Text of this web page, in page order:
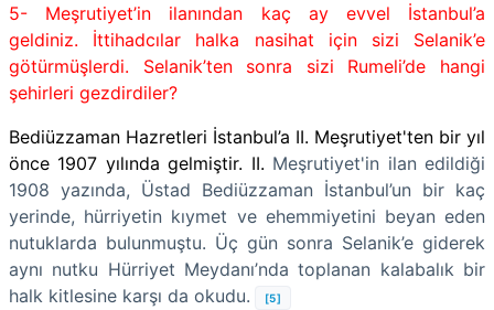
5- Meşrutiyet’in ilanından kaç ay evvel İstanbul’a
geldiniz. İttihadcılar halka nasihat için sizi Selanik’e
götürmüşlerdi. Selanik’ten sonra sizi Rumeli’de hangi
şehirleri gezdirdiler?
Bediüzzaman Hazretleri İstanbul’a II. Meşrutiyet'ten bir yıl
önce 1907 yılında gelmiştir. II. Meşrutiyet'in ilan edildiği
1908 yazında, Üstad Bediüzzaman İstanbul’un bir kaç
yerinde, hürriyetin kıymet ve ehemmiyetini beyan eden
nutuklarda bulunmuştu. Üç gün sonra Selanik’e giderek
aynı nutku Hürriyet Meydanı’nda toplanan kalabalık bir
halk kitlesine karşı da okudu.
[5]